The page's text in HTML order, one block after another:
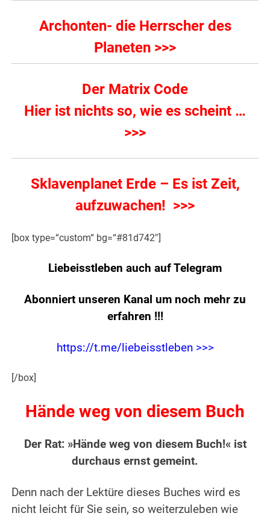
Archonten- die Herrscher des
Planeten >>>
Der Matrix Code
Hier ist nichts so, wie es scheint …
>>>
Sklavenplanet Erde – Es ist Zeit,
aufzuwachen! >>>
[box type=“custom“ bg=“#81d742″]
Liebeisstleben auch auf Telegram
Abonniert unseren Kanal um noch mehr zu
erfahren !!!
https://t.me/liebeisstleben >>>
[/box]
Hände weg von diesem Buch
Der Rat: »Hände weg von diesem Buch!« ist
durchaus ernst gemeint.
Denn nach der Lektüre dieses Buches wird es
nicht leicht für Sie sein, so weiterzuleben wie